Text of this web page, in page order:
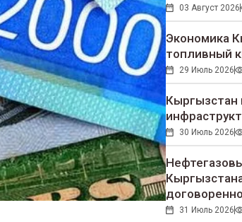
03 Август 2026
Экономика
топливный
29 Июль 2026
Кыргызстан
30 Июль 2026
31 Июль 2026